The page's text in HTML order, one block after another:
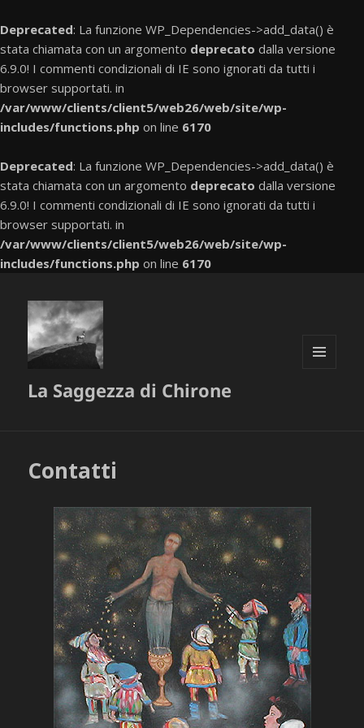
Deprecated: La funzione WP_Dependencies->add_data() è
stata chiamata con un argomento deprecato dalla versione
6.9.0! I commenti condizionali di IE sono ignorati da tutti i
browser supportati. in
/var/www/clients/client5/web26/web/site/wp-
includes/functions.php on line 6170
Deprecated: La funzione WP_Dependencies->add_data() è
stata chiamata con un argomento deprecato dalla versione
6.9.0! I commenti condizionali di IE sono ignorati da tutti i
browser supportati. in
/var/www/clients/client5/web26/web/site/wp-
includes/functions.php on line 6170
La Saggezza di Chirone
Contatti